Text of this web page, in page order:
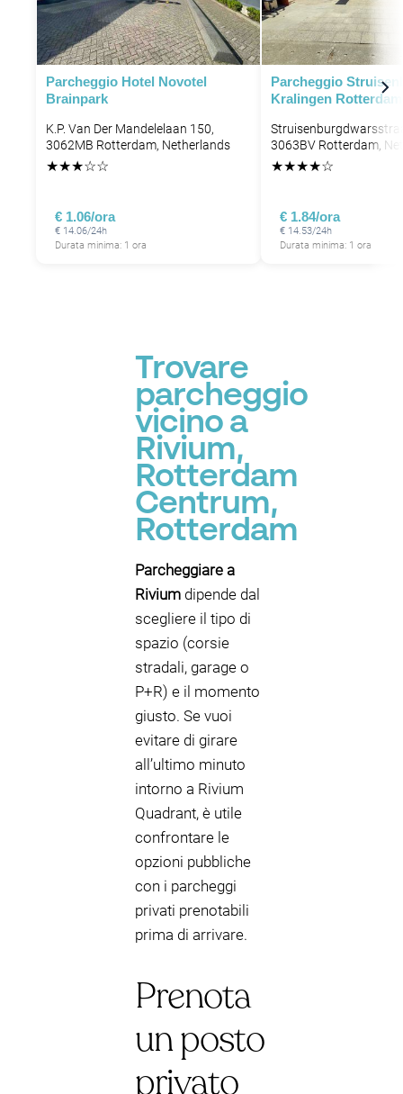
Parcheggio Hotel Novotel
Brainpark
K.P. Van Der Mandelelaan 150,
3062MB Rotterdam, Netherlands
★★★☆☆
€ 1.06/ora
€ 14.06/24h
Durata minima: 1 ora
Parcheggio
Kralingen Rotterdam
3063BV Rotterdam,
★★★★☆
€ 1.84/ora
€ 14.53/24h
Durata minima: 1 ora
Trovare
parcheggio
vicino a
Rivium,
Rotterdam
Centrum,
Rotterdam
Parcheggiare a
Rivium dipende dal
scegliere il tipo di
spazio (corsie
stradali, garage o
P+R) e il momento
giusto. Se vuoi
evitare di girare
all’ultimo minuto
intorno a Rivium
Quadrant, è utile
confrontare le
opzioni pubbliche
con i parcheggi
privati prenotabili
prima di arrivare.
Prenota
un posto
privato